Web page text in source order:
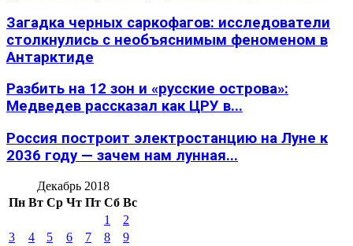
Загадка черных саркофагов: исследователи
столкнулись с необъяснимым феноменом в
Антарктиде
Разбить на 12 зон и «русские острова»:
Медведев рассказал как ЦРУ в...
Россия построит электростанцию на Луне к
2036 году — зачем нам лунная...
Декабрь 2018
Пн Вт Ср Чт Пт Сб Вс
1
2
3
4 5 6 7 8
9